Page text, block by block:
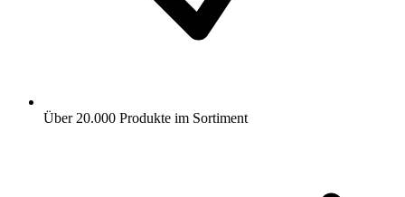
Über 20.000 Produkte im Sortiment